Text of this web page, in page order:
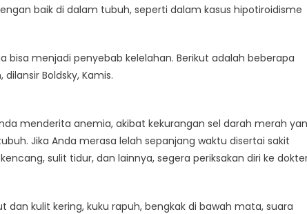
baik di dalam tubuh, seperti dalam kasus hipotiroidisme
bisa menjadi penyebab kelelahan. Berikut adalah beberapa
Boldsky, Kamis.
menderita anemia, akibat kekurangan sel darah merah
Jika Anda merasa lelah sepanjang waktu disertai sakit
sulit tidur, dan lainnya, segera periksakan diri ke
kulit kering, kuku rapuh, bengkak di bawah mata, suara